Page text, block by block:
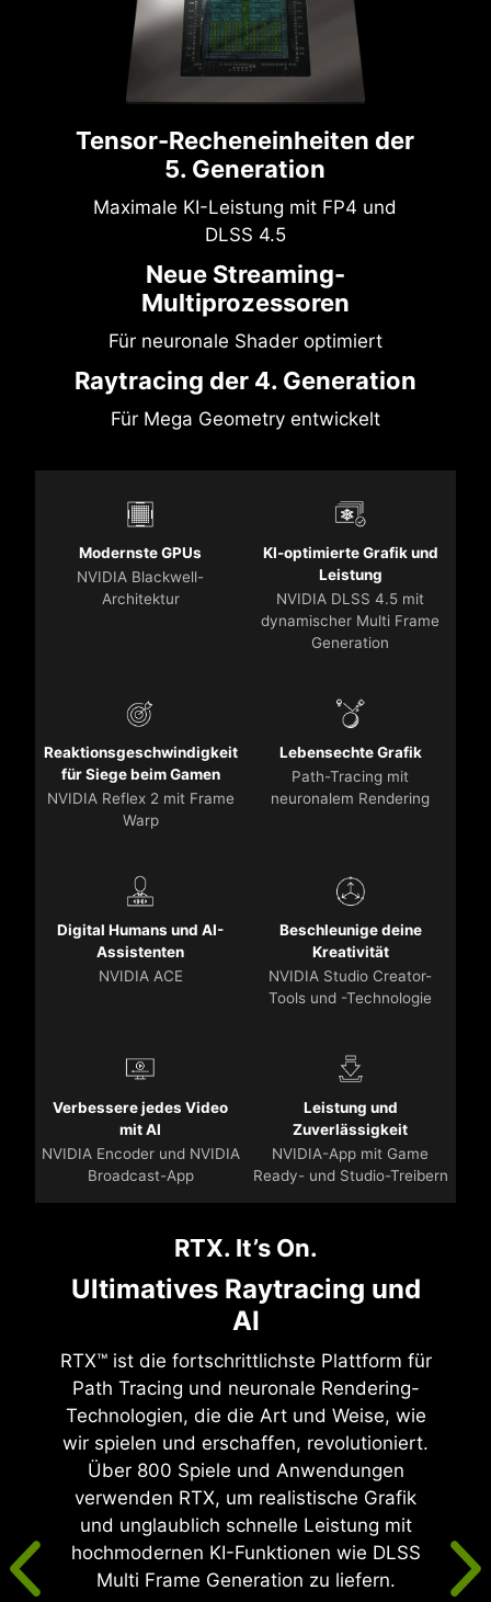
Tensor-Recheneinheiten der
5. Generation
Maximale KI-Leistung mit FP4 und
DLSS 4.5
Neue Streaming-
Multiprozessoren
Für neuronale Shader optimiert
Raytracing der 4. Generation
Für Mega Geometry entwickelt
Modernste GPUs
NVIDIA Blackwell-
Architektur
KI-optimierte Grafik und
Leistung
NVIDIA DLSS 4.5 mit
dynamischer Multi Frame
Generation
Reaktionsgeschwindigkeit
für Siege beim Gamen
NVIDIA Reflex 2 mit Frame
Warp
Lebensechte Grafik
Path-Tracing mit
neuronalem Rendering
Digital Humans und AI-
Assistenten
NVIDIA ACE
Beschleunige deine
Kreativität
NVIDIA Studio Creator-
Tools und -Technologie
Verbessere jedes Video
mit AI
NVIDIA Encoder und NVIDIA
Broadcast-App
Leistung und
Zuverlässigkeit
NVIDIA-App mit Game
Ready- und Studio-Treibern
RTX. It’s On.
Ultimatives Raytracing und
AI
RTX™ ist die fortschrittlichste Plattform für
Path Tracing und neuronale Rendering-
Technologien, die die Art und Weise, wie
wir spielen und erschaffen, revolutioniert.
Über 800 Spiele und Anwendungen
verwenden RTX, um realistische Grafik
und unglaublich schnelle Leistung mit
hochmodernen KI-Funktionen wie DLSS
Multi Frame Generation zu liefern.